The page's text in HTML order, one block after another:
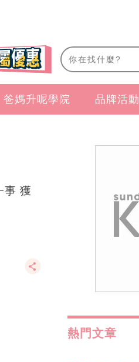
爸媽升呢學院 品牌活動
事 獲
熱門文章